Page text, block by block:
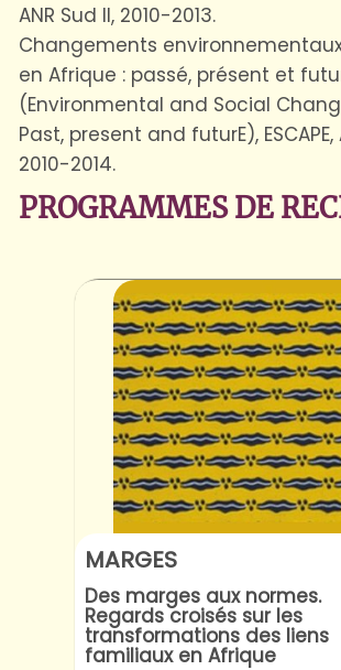
ANR Sud II, 2010-2013.
Changements
en Afrique : passé, présent et
(Environmental and Social
Past, present and futurE), ESCAPE,
2010-2014.
PROGRAMMES DE
MARGES
Des marges aux normes.
Regards croisés sur les
transformations des liens
familiaux en Afrique